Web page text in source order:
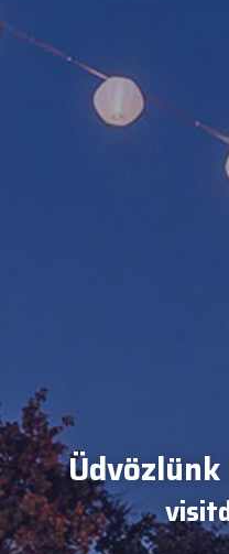
Üdvözlünk